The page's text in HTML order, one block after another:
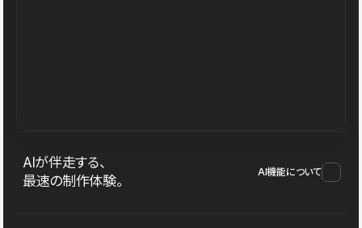
AIが伴走する、
最速の制作体験。
AI機能について